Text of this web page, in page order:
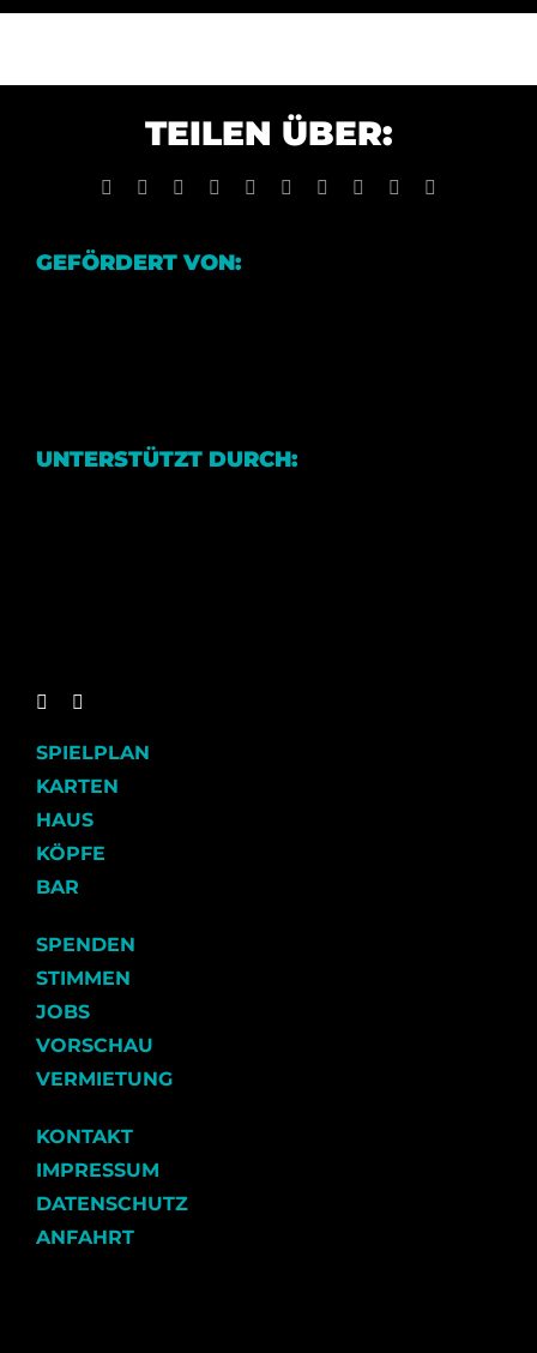
TEILEN ÜBER:
Facebook Reddit LinkedInWhatsApp
TumblrPinterest Xing
GEFÖRDERT VON:
UNTERSTÜTZT DURCH:
SPIELPLAN
KARTEN
HAUS
KÖPFE
BAR
SPENDEN
STIMMEN
JOBS
VORSCHAU
VERMIETUNG
KONTAKT
IMPRESSUM
DATENSCHUTZ
ANFAHRT